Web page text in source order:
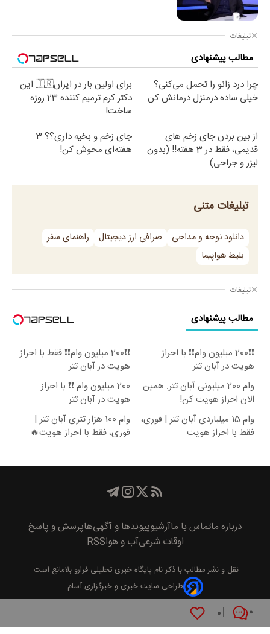
۰ ۰
تبلیغات
مطالب پیشنهادی
چرا درد زانو را تحمل می‌کنی؟
خیلی ساده درمنزل درمانش کن
برای اولین بار در ایران🇮🇷 این
دکتر کرم ترمیم کننده 23 روزه
ساخت!
از بین بردن جای زخم های
قدیمی، فقط در 3 هفته!! (بدون
لیزر و جراحی)
جای زخم و بخیه داری؟؟ 3
هفته‌ای محوش کن!
تبلیغات متنی
دانلود نوحه و مداحی صرافی ارز دیجیتال
راهنمای سفر
بلیط هواپیما
تبلیغات
مطالب پیشنهادی
❗❗200 میلیون وام❗❗ با احراز
هویت در آبان تتر
❗❗200 میلیون وام❗❗ فقط با احراز
هویت در آبان تتر
وام 200 میلیونی آبان تتر. همین
الان احراز هویت کن!
200 میلیون وام ❗❗ با احراز
هویت در آبان تتر
وام 15 میلیاردی آبان تتر | فوری،
فقط با احراز هویت
وام 100 هزار تتری آبان تتر |
فوری، فقط با احراز هویت🔥
درباره ماتماس با ماآرشیوپیوند‌ها و آگهی‌هاپرسش و پاسخ
اوقات شرعیآب و هواRSS
نقل و نشر مطالب با ذکر نام پايگاه خبری تحليلی فرارو بلامانع است.
طراحی سایت خبری و خبرگزاری آسام